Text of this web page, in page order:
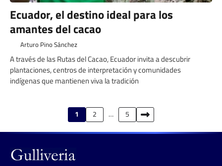
Ecuador, el destino ideal para los
amantes del cacao
Arturo Pino Sánchez
A través de las Rutas del Cacao, Ecuador invita a descubrir
plantaciones, centros de interpretación y comunidades
indígenas que mantienen viva la tradición
de
entradas
1 2 … 5